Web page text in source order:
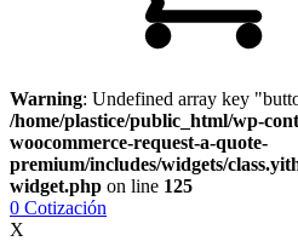
Warning: Undefined array key
/home/plastice/public_html/wp-
woocommerce-request-a-quote-
premium/includes/widgets/
widget.php on line 125
0 Cotización
X